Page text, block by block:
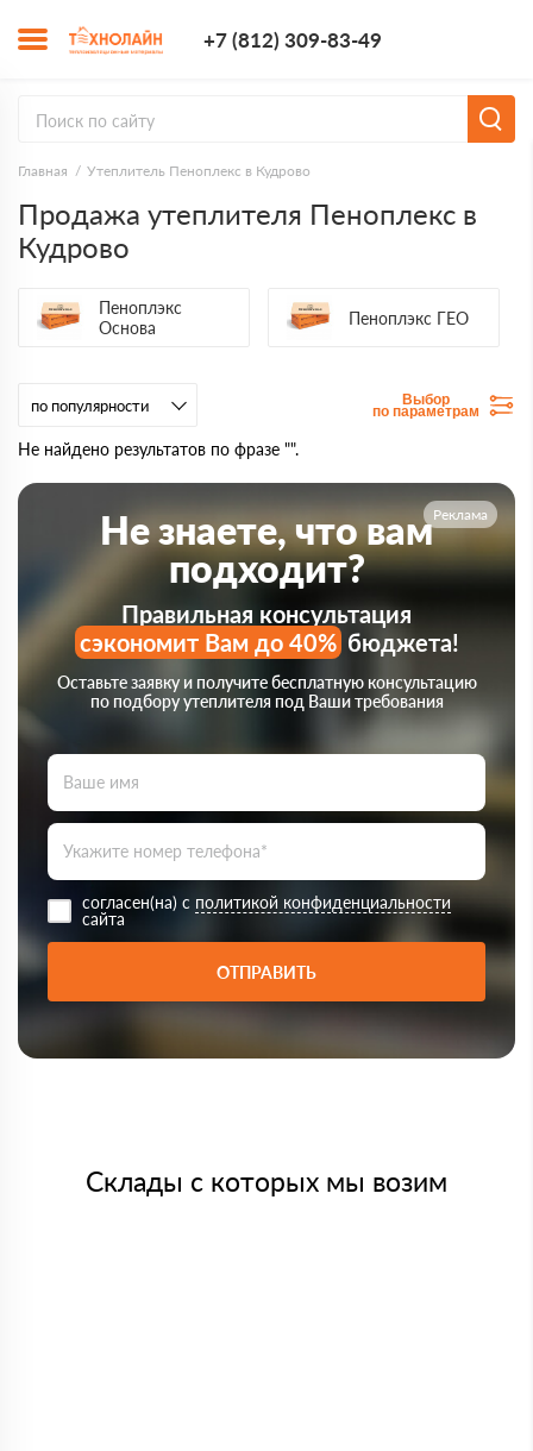
+7 (812) 309-83-49
Главная Утеплитель Пеноплекс в Кудрово
Продажа утеплителя Пеноплекс в
Кудрово
Пеноплэкс
Основа
Пеноплэкс ГЕО
Выбор
по параметрам
Не найдено результатов по фразе "".
Реклама
Не знаете, что вам
подходит?
Правильная консультация
сэкономит Вам до 40%бюджета!
Оставьте заявку и получите бесплатную консультацию
по подбору утеплителя под Ваши требования
согласен(на) с политикой конфиденциальности
сайта
ОТПРАВИТЬ
Склады с которых мы возим